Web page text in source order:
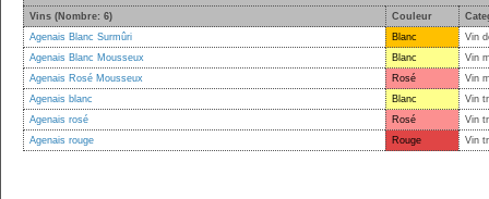
Vins (Nombre: 6) Couleur
Agenais Blanc Surmûri
Blanc
Vin
Agenais Blanc Mousseux
Blanc
Vin
Agenais Rosé Mousseux
Rosé
Vin
Agenais blanc
Blanc
Vin
Agenais rosé
Rosé
Vin
Agenais rouge
Rouge Vin